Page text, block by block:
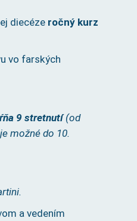
diecéze ročný kurz
vo farských
9 stretnutí(od
možné do 10.
a vedením